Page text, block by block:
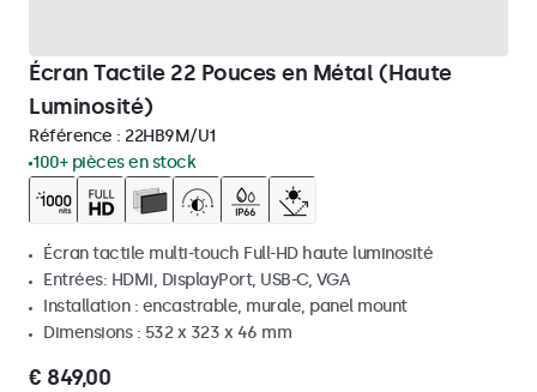
Écran Tactile 22 Pouces en Métal (Haute
Luminosité)
Référence : 22HB9M/U1
100+ pièces en stock
Écran tactile multi-touch Full-HD haute luminosité
Entrées: HDMI, DisplayPort, USB-C, VGA
Installation : encastrable, murale, panel mount
Dimensions : 532 x 323 x 46 mm
€ 849,00